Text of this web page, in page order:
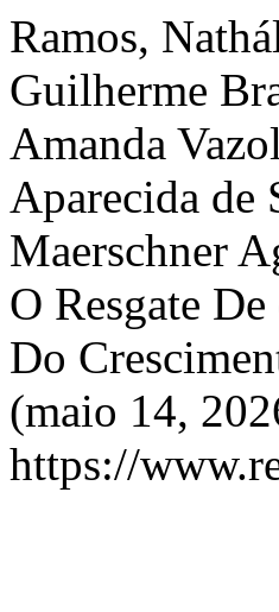
Ramos,
Guilherme
Amanda
Aparecida de
Maerschner
O Resgate
Do
(maio 14,
https://